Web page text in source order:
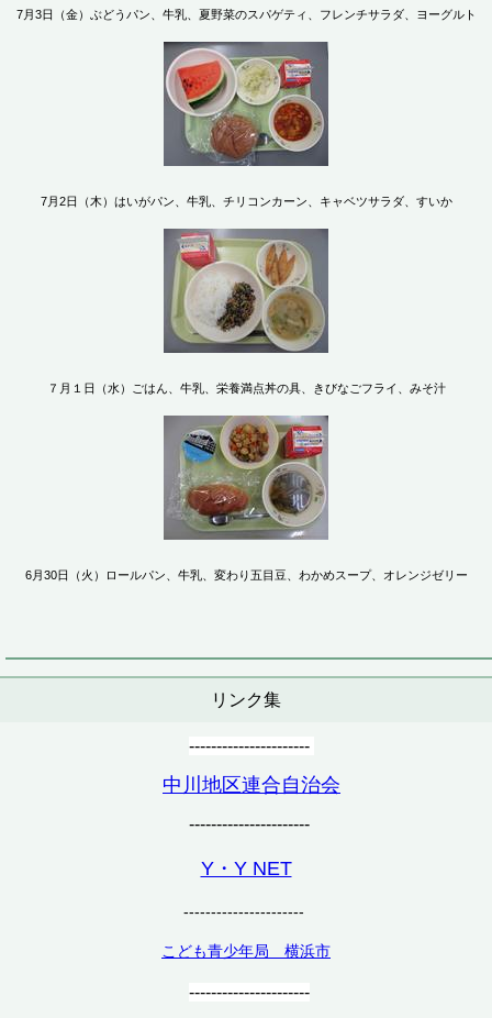
7月3日（金）ぶどうパン、牛乳、夏野菜のスパゲティ、フレンチサラダ、ヨーグルト
7月2日（木）はいがパン、牛乳、チリコンカーン、キャベツサラダ、すいか
７月１日（水）ごはん、牛乳、栄養満点丼の具、きびなごフライ、みそ汁
6月30日（火）ロールパン、牛乳、変わり五目豆、わかめスープ、オレンジゼリー
リンク集
----------------------
中川地区連合自治会
----------------------
Y・Y NET
----------------------
こども青少年局 横浜市
----------------------